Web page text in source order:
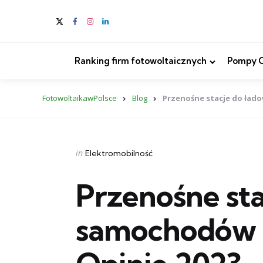
Ranking firm fotowoltaicznych Pompy
FotowoltaikawPolsce Blog Przenośne stacje do
Categories
Posted
in Elektromobilność
Przenośne